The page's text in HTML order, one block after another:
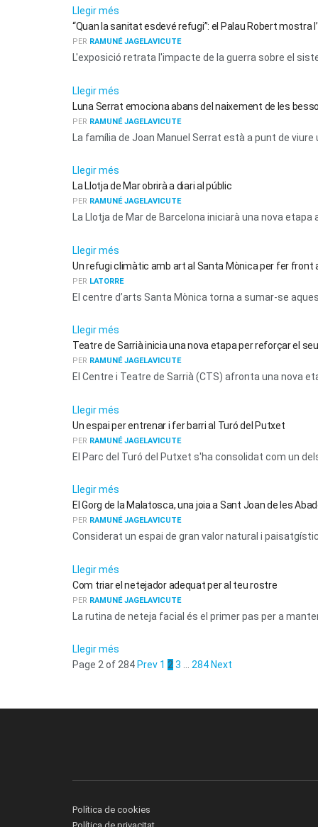
Llegir més
ACTUALITAT
“Quan la sanitat esdevé refugi”: el Palau Robert
PER RAMUNÉ JAGELAVICUTE
L'exposició retrata l'impacte de la guerra sobre el
Llegir més
ACTUALITAT
Luna Serrat emociona abans del naixement de les
PER RAMUNÉ JAGELAVICUTE
La família de Joan Manuel Serrat està a punt de viure
Llegir més
ACTUALITAT
La Llotja de Mar obrirà a diari al públic
PER RAMUNÉ JAGELAVICUTE
La Llotja de Mar de Barcelona iniciarà una nova
Llegir més
ACTUALITAT
Un refugi climàtic amb art al Santa Mònica per fer front
PER LATORRE
El centre d’arts Santa Mònica torna a sumar-se
Llegir més
ACTUALITAT
Teatre de Sarrià inicia una nova etapa per reforçar el
PER RAMUNÉ JAGELAVICUTE
El Centre i Teatre de Sarrià (CTS) afronta una nova
Llegir més
ACTUALITAT
Un espai per entrenar i fer barri al Turó del Putxet
PER RAMUNÉ JAGELAVICUTE
El Parc del Turó del Putxet s'ha consolidat com un
Llegir més
ACTUALITAT
El Gorg de la Malatosca, una joia a Sant Joan de les
PER RAMUNÉ JAGELAVICUTE
Considerat un espai de gran valor natural i
Llegir més
ACTUALITAT
Com triar el netejador adequat per al teu rostre
PER RAMUNÉ JAGELAVICUTE
La rutina de neteja facial és el primer pas per a
Llegir més
Page 2 of 284 Prev 1 2 3 284 Next
Política de cookies